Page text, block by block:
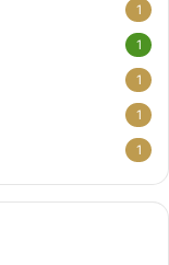
1
1
1
1
1